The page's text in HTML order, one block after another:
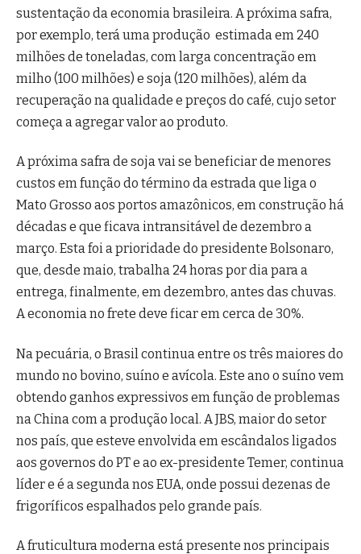
sustentação da economia brasileira. A próxima safra,
por exemplo, terá uma produção estimada em 240
milhões de toneladas, com larga concentração em
milho (100 milhões) e soja (120 milhões), além da
recuperação na qualidade e preços do café, cujo setor
começa a agregar valor ao produto.
A próxima safra de soja vai se beneficiar de menores
custos em função do término da estrada que liga o
Mato Grosso aos portos amazônicos, em construção há
décadas e que ficava intransitável de dezembro a
março. Esta foi a prioridade do presidente Bolsonaro,
que, desde maio, trabalha 24 horas por dia para a
entrega, finalmente, em dezembro, antes das chuvas.
A economia no frete deve ficar em cerca de 30%.
Na pecuária, o Brasil continua entre os três maiores do
mundo no bovino, suíno e avícola. Este ano o suíno vem
obtendo ganhos expressivos em função de problemas
na China com a produção local. A JBS, maior do setor
nos país, que esteve envolvida em escândalos ligados
aos governos do PT e ao ex-presidente Temer, continua
líder e é a segunda nos EUA, onde possui dezenas de
frigoríficos espalhados pelo grande país.
A fruticultura moderna está presente nos principais